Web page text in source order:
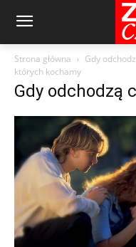
Strona główna Gdy
których kochamy
Gdy odchodzą